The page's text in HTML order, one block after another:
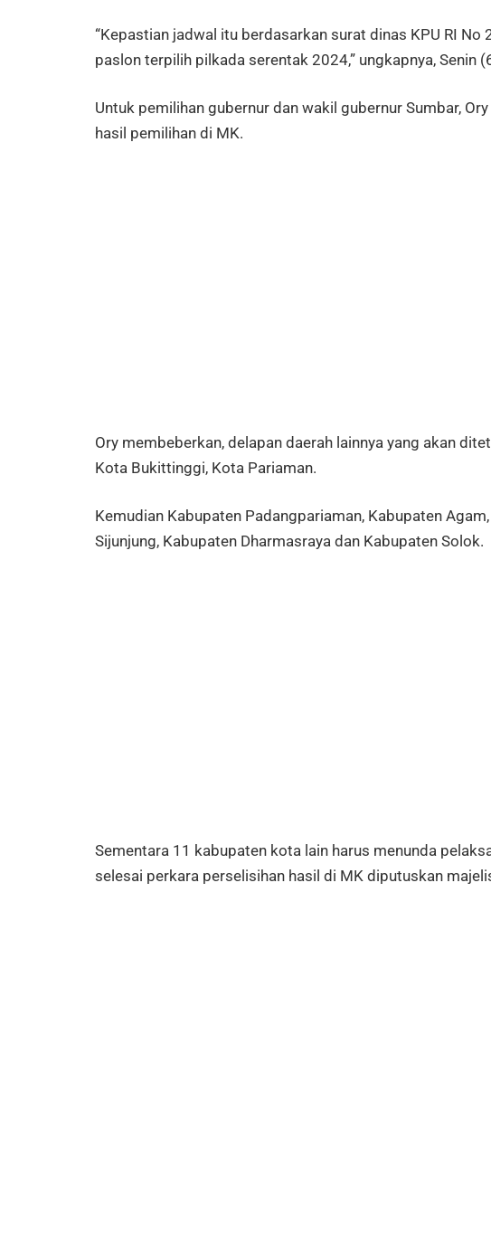
“Kepastian jadwal itu berdasarkan surat dinas KPU RI
paslon terpilih pilkada serentak 2024,” ungkapnya, Senin
Untuk pemilihan gubernur dan wakil gubernur Sumbar,
hasil pemilihan di MK.
Ory membeberkan, delapan daerah lainnya yang akan
Kota Bukittinggi, Kota Pariaman.
Kemudian Kabupaten Padangpariaman, Kabupaten
Sijunjung, Kabupaten Dharmasraya dan Kabupaten Solok.
Sementara 11 kabupaten kota lain harus menunda
selesai perkara perselisihan hasil di MK diputuskan